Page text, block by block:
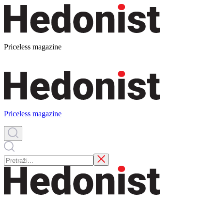
Priceless magazine
Priceless magazine